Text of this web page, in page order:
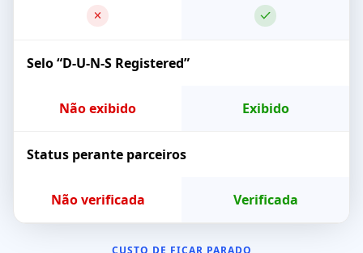
Selo “D-U-N-S Registered”
Não exibido Exibido
Status perante parceiros
Não verificada Verificada
CUSTO DE FICAR PARADO